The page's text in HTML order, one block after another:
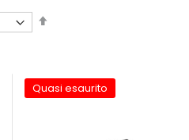
Imposta
Quasi esaurito